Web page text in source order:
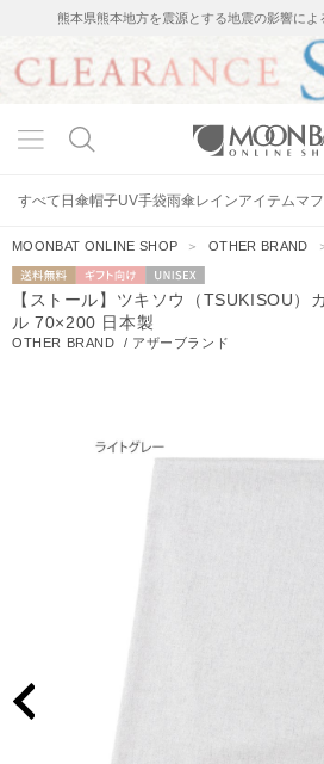
熊本県熊本地方を震源とする地震の影響に
すべて 日傘帽子UV手袋雨傘レインアイテムマ
MOONBAT ONLINE SHOP ＞OTHER BRAND
送料無料
ギフト向
け
UNISEX
【ストール】ツキソウ（TSUKISOU）
ル 70×200 日本製
OTHER BRAND / アザーブランド